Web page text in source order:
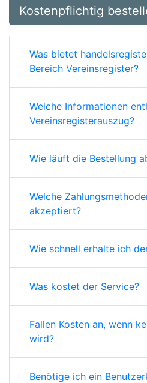
Kostenpflichtig
Was bietet
Bereich Vereinsregister?
Welche Informationen
Vereinsregisterauszug?
Wie läuft die Bestellung
Welche
akzeptiert?
Wie schnell erhalte ich
Was kostet der Service?
Fallen Kosten an, wenn
wird?
Benötige ich ein